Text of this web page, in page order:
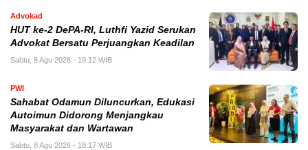
Advokad
HUT ke-2 DePA-RI, Luthfi Yazid Serukan
Advokat Bersatu Perjuangkan Keadilan
Sabtu, 8 Agu 2026 - 19:12 WIB
PWI
Sahabat Odamun Diluncurkan, Edukasi
Autoimun Didorong Menjangkau
Masyarakat dan Wartawan
Sabtu, 8 Agu 2026 - 18:17 WIB